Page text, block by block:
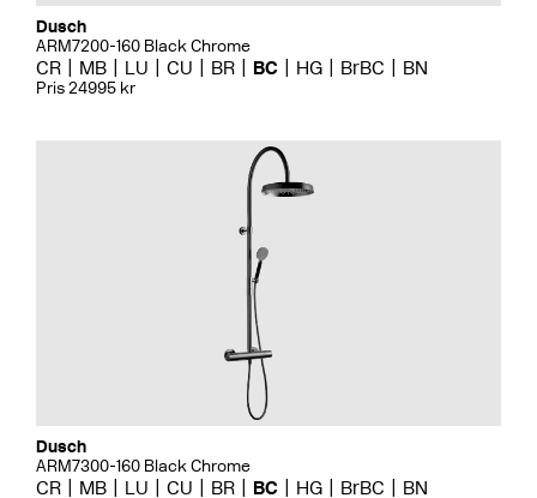
Dusch
ARM7200-160 Black Chrome
CR MB LU CU BR BC HG BrBC BN
Pris 24995 kr
Dusch
ARM7300-160 Black Chrome
CR MB LU CU BR BC HG BrBC BN